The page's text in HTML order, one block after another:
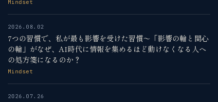
Mindset
2026.08.02
7つの習慣で、私が最も影響を受けた習慣〜「影響の輪と関心
の輪」がなぜ、AI時代に情報を集めるほど動けなくなる人へ
の処方箋になるのか？
Mindset
2026.07.26